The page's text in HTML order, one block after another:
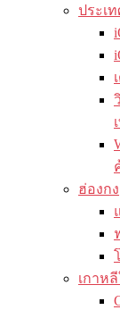
ประเ
ฮ่องกง
เกาห